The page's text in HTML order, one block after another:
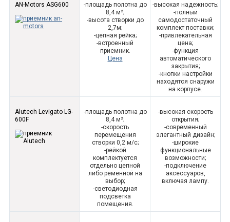
AN-Motors ASG600
-площадь полотна до
8,4 м²;
-высота створки до
2,7м;
-цепная рейка;
-встроенный
приемник.
Цена
-высокая надежность;
-полный
самодостаточный
комплект поставки;
-привлекательная
цена;
-функция
автоматического
закрытия;
-кнопки настройки
находятся снаружи
на корпусе.
Alutech Levigato LG-
600F
-площадь полотна до
8,4 м²;
-скорость
перемещения
створки 0,2 м/с;
-рейкой
комплектуется
отдельно цепной
либо ременной на
выбор;
-светодиодная
подсветка
помещения.
-высокая скорость
открытия;
-современный
элегантный дизайн;
-широкие
функциональные
возможности;
-подключение
аксессуаров,
включая лампу.